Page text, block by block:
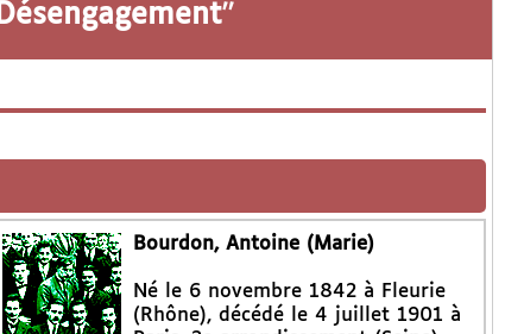
Désengagement"
Bourdon, Antoine (Marie)
Né le 6 novembre 1842 à Fleurie
(Rhône), décédé le 4 juillet 1901 à